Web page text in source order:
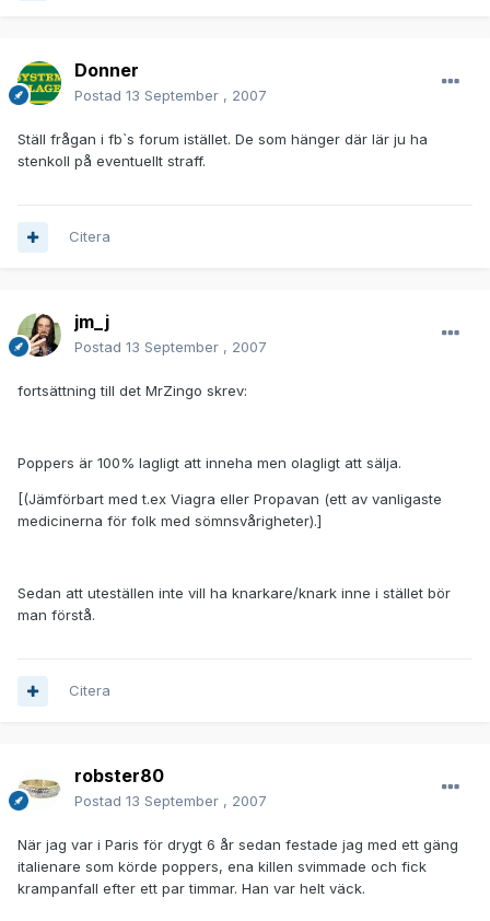
Donner
Postad 13 September , 2007
Ställ frågan i fb`s forum istället. De som hänger där lär ju ha
stenkoll på eventuellt straff.
Citera
jm_j
Postad 13 September , 2007
fortsättning till det MrZingo skrev:
Poppers är 100% lagligt att inneha men olagligt att sälja.
[(Jämförbart med t.ex Viagra eller Propavan (ett av vanligaste
medicinerna för folk med sömnsvårigheter).]
Sedan att uteställen inte vill ha knarkare/knark inne i stället bör
man förstå.
Citera
robster80
Postad 13 September , 2007
När jag var i Paris för drygt 6 år sedan festade jag med ett gäng
italienare som körde poppers, ena killen svimmade och fick
krampanfall efter ett par timmar. Han var helt väck.